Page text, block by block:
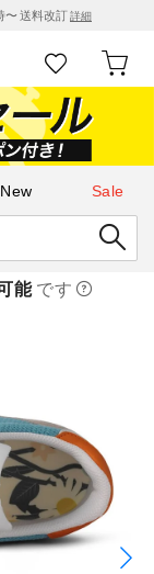
〜 送料改訂詳細
New Sale
能です